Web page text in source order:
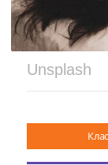
Unsplash